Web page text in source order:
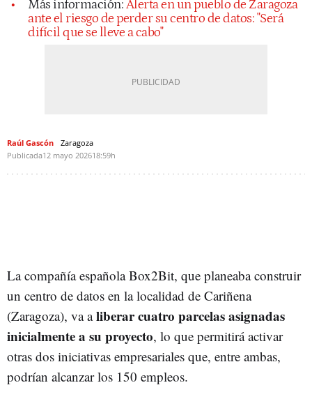
Más información:Alerta en un pueblo de Zaragoza
ante el riesgo de perder su centro de datos: "Será
difícil que se lleve a cabo"
Raúl Gascón
Zaragoza
Publicada12 mayo 202618:59h
La compañía española Box2Bit, que planeaba construir
un centro de datos en la localidad de Cariñena
(Zaragoza), va aliberar cuatro parcelas asignadas
inicialmente a su proyecto, lo que permitirá activar
otras dos iniciativas empresariales que, entre ambas,
podrían alcanzar los 150 empleos.